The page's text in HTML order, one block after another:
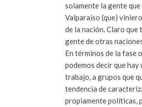
solamente la gente
Valparaíso (que)
de la nación. Claro
gente de otras
En términos de la fase
podemos decir que
trabajo, a grupos que
tendencia de
propiamente políticas,